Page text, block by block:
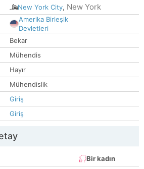
New York City, New York
Amerika Birleşik
Devletleri
Bekar
Mühendis
Hayır
Mühendislik
Giriş
Giriş
Bir kadın